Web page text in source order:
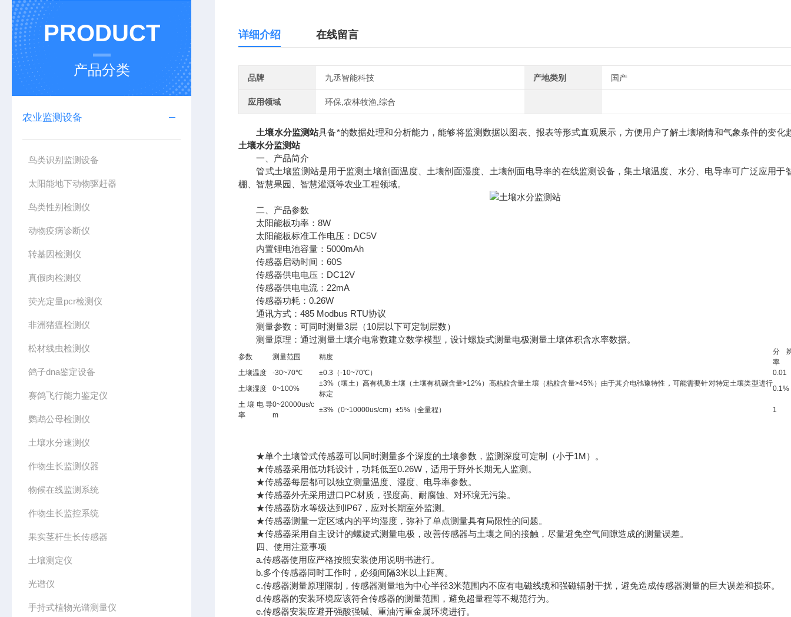
PRODUCT
产品分类
农业监测设备
鸟类识别监测设备
太阳能地下动物驱赶器
鸟类性别检测仪
动物疫病诊断仪
转基因检测仪
真假肉检测仪
荧光定量pcr检测仪
非洲猪瘟检测仪
松材线虫检测仪
鸽子dna鉴定设备
赛鸽飞行能力鉴定仪
鹦鹉公母检测仪
土壤水分速测仪
作物生长监测仪器
物候在线监测系统
作物生长监控系统
果实茎杆生长传感器
土壤测定仪
光谱仪
手持式植物光谱测量仪
详细介绍 在线留言
品牌 九丞智能科技 产地类别 国产
应用领域 环保,农林牧渔,综合
土壤水分监测站具备*的数据处理和分析能力，能够将监测数据以图表、报表等形式直观展示，方便用户了解土壤墒情和气象条件的变化
土壤水分监测站
一、产品简介
管式土壤监测站是用于监测土壤剖面温度、土壤剖面湿度、土壤剖面电导率的在线监测设备，集土壤温度、水分、电导率可广泛应用于
棚、智慧果园、智慧灌溉等农业工程领域。
二、产品参数
太阳能板功率：8W
太阳能板标准工作电压：DC5V
内置锂电池容量：5000mAh
传感器启动时间：60S
传感器供电电压：DC12V
传感器供电电流：22mA
传感器功耗：0.26W
通讯方式：485 Modbus RTU协议
测量参数：可同时测量3层（10层以下可定制层数）
测量原理：通过测量土壤介电常数建立数学模型，设计螺旋式测量电极测量土壤体积含水率数据。
参数 测量范围 精度
分
率
土壤温度
-30~70℃ ±0.3（-10~70℃）
0.01
土壤湿度
0~100%
±3%（壤土）高有机质土壤（土壤有机碳含量>12%）高粘粒含量土壤（粘粒含量>45%）由于其介电弛豫特性，可能需要针对特定土壤类型进行
标定
0.1%
土壤电导
率
0~20000us/c
m
±3%（0~10000us/cm）±5%（全量程） 1
★单个土壤管式传感器可以同时测量多个深度的土壤参数，监测深度可定制（小于1M）。
★传感器采用低功耗设计，功耗低至0.26W，适用于野外长期无人监测。
★传感器每层都可以独立测量温度、湿度、电导率参数。
★传感器外壳采用进口PC材质，强度高、耐腐蚀、对环境无污染。
★传感器防水等级达到IP67，应对长期室外监测。
★传感器测量一定区域内的平均湿度，弥补了单点测量具有局限性的问题。
★传感器采用自主设计的螺旋式测量电极，改善传感器与土壤之间的接触，尽量避免空气间隙造成的测量误差。
四、使用注意事项
a.传感器使用应严格按照安装使用说明书进行。
b.多个传感器同时工作时，必须间隔3米以上距离。
c.传感器测量原理限制，传感器测量地为中心半径3米范围内不应有电磁线缆和强磁辐射干扰，避免造成传感器测量的巨大误差和损坏。
d.传感器的安装环境应该符合传感器的测量范围，避免超量程等不规范行为。
e.传感器安装应避开强酸强碱、重油污重金属环境进行。